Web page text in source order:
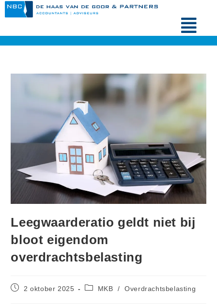
Leegwaarderatio geldt niet bij
bloot eigendom
overdrachtsbelasting
2 oktober 2025 MKB / Overdrachtsbelasting